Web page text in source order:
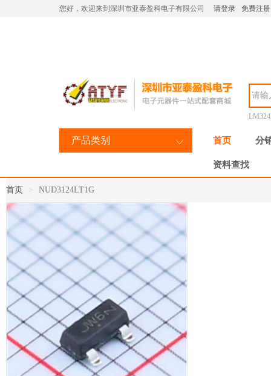
您好，欢迎来到深圳市亚泰盈科电子有限公司 请登录 免费注册
产品类别 首页 分
资料查找
首页 NUD3124LT1G